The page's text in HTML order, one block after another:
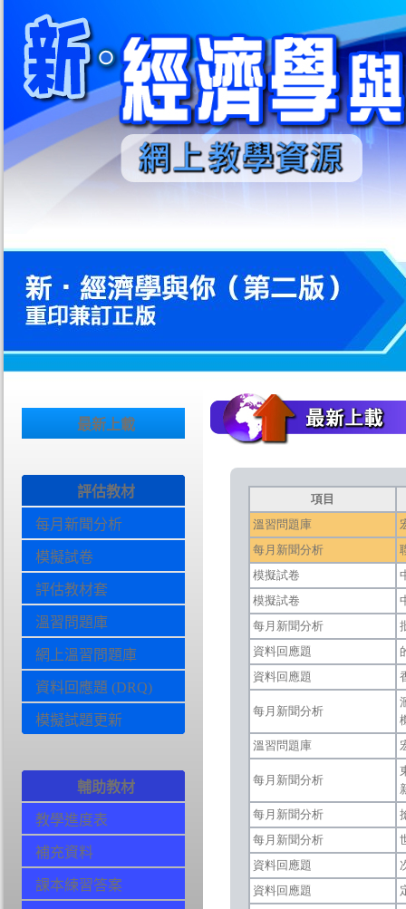
最新上載
評估教材
每月新聞分析
模擬試卷
評估教材套
溫習問題庫
網上溫習問題庫
資料回應題 (DRQ)
模擬試題更新
輔助教材
教學進度表
補充資料
課本練習答案